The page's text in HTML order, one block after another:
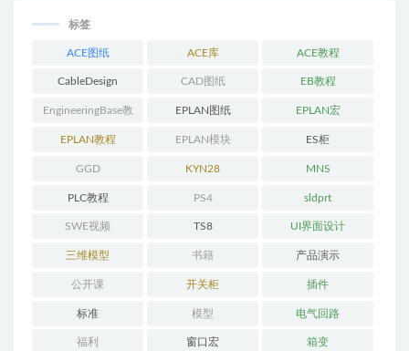
标签
ACE图纸 ACE库 ACE教程
CableDesign CAD图纸 EB教程
EngineeringBase教
程
EPLAN图纸 EPLAN宏
EPLAN教程 EPLAN模块 ES柜
GGD KYN28 MNS
PLC教程 PS4 sldprt
SWE视频 TS8 UI界面设计
三维模型 书籍 产品演示
公开课 开关柜 插件
标准 模型 电气回路
福利 窗口宏 箱变